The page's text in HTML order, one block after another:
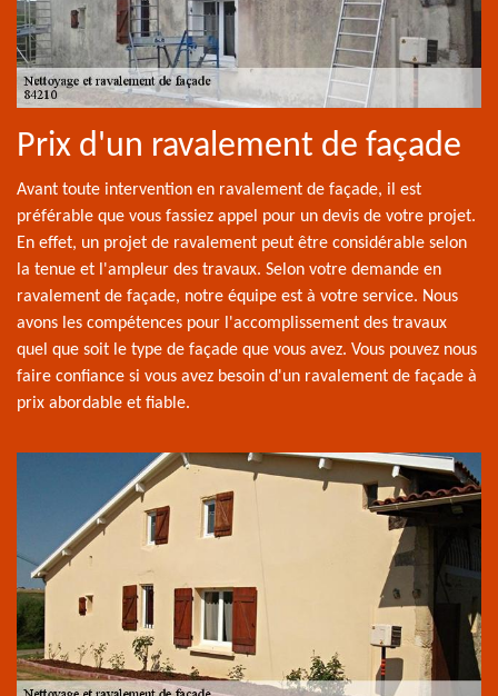
Prix d'un ravalement de façade
Avant toute intervention en ravalement de façade, il est
préférable que vous fassiez appel pour un devis de votre projet.
En effet, un projet de ravalement peut être considérable selon
la tenue et l'ampleur des travaux. Selon votre demande en
ravalement de façade, notre équipe est à votre service. Nous
avons les compétences pour l'accomplissement des travaux
quel que soit le type de façade que vous avez. Vous pouvez nous
faire confiance si vous avez besoin d'un ravalement de façade à
prix abordable et fiable.